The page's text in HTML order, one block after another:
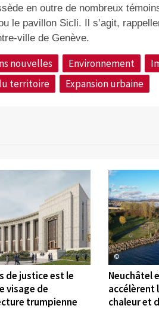
en outre de nombreux
le pavillon Sicli. Il s’agit,
ville de Genève.
nouvelles Environnement
territoire Expansion urbaine
de justice est le
visage de
trumpienne
©
Neuchâtel
accélèrent
chaleur et